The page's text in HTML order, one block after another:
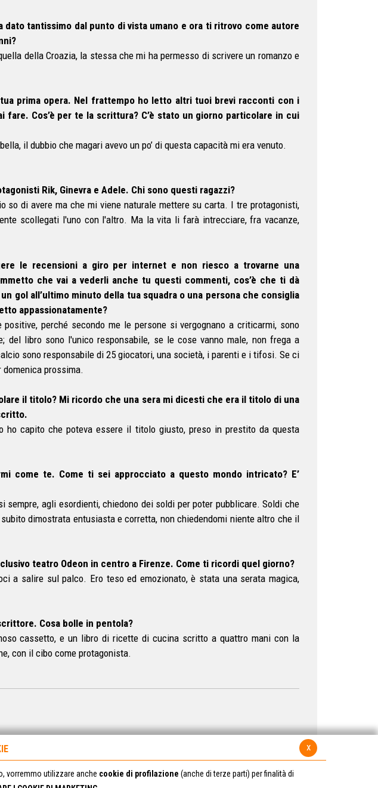
tantissimo dal punto di vista umano e ora ti ritrovo come autore
della Croazia, la stessa che mi ha permesso di scrivere un romanzo e
prima opera. Nel frattempo ho letto altri tuoi brevi racconti con i
Cos’è per te la scrittura? C’è stato un giorno particolare in cui
il dubbio che magari avevo un po’ di questa capacità mi era venuto.
Rik, Ginevra e Adele. Chi sono questi ragazzi?
di avere ma che mi viene naturale mettere su carta. I tre protagonisti,
scollegati l'uno con l'altro. Ma la vita li farà intrecciare, fra vacanze,
le recensioni a giro per internet e non riesco a trovarne una
che vai a vederli anche tu questi commenti, cos’è che ti dà
gol all’ultimo minuto della tua squadra o una persona che consiglia
appassionatamente?
perché secondo me le persone si vergognano a criticarmi, sono
del libro sono l'unico responsabile, se le cose vanno male, non frega a
sono responsabile di 25 giocatori, una società, i parenti e i tifosi. Se ci
prossima.
il titolo? Mi ricordo che una sera mi dicesti che era il titolo di una
capito che poteva essere il titolo giusto, preso in prestito da questa
come te. Come ti sei approcciato a questo mondo intricato? E’
agli esordienti, chiedono dei soldi per poter pubblicare. Soldi che
dimostrata entusiasta e corretta, non chiedendomi niente altro che il
teatro Odeon in centro a Firenze. Come ti ricordi quel giorno?
a salire sul palco. Ero teso ed emozionato, è stata una serata magica,
Cosa bolle in pentola?
cassetto, e un libro di ricette di cucina scritto a quattro mani con la
con il cibo come protagonista.
x
vorremmo utilizzare anche cookie di profilazione (anche di terze parti) per finalità di